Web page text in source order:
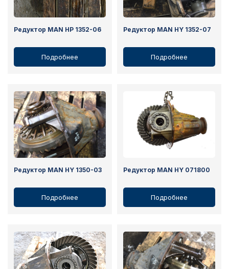
Редуктор MAN HP 1352-06
Подробнее
Редуктор MAN HY 1352-07
Подробнее
Редуктор MAN HY 1350-03
Подробнее
Редуктор MAN HY 071800
Подробнее